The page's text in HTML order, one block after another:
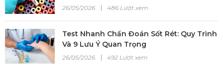
26/05/2026 486 Lượt xem
Test Nhanh Chẩn Đoán Sốt Rét: Quy Trình
Và 9 Lưu Ý Quan Trọng
26/05/2026 492 Lượt xem